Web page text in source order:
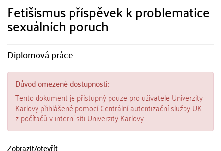
Fetišismus příspěvek k problematice
sexuálních poruch
Diplomová práce
Důvod omezené dostupnosti:
Tento dokument je přístupný pouze pro uživatele Univerzity
Karlovy přihlášené pomocí Centrální autentizační služby UK
z počítačů v interní síti Univerzity Karlovy.
Zobrazit/otevřít